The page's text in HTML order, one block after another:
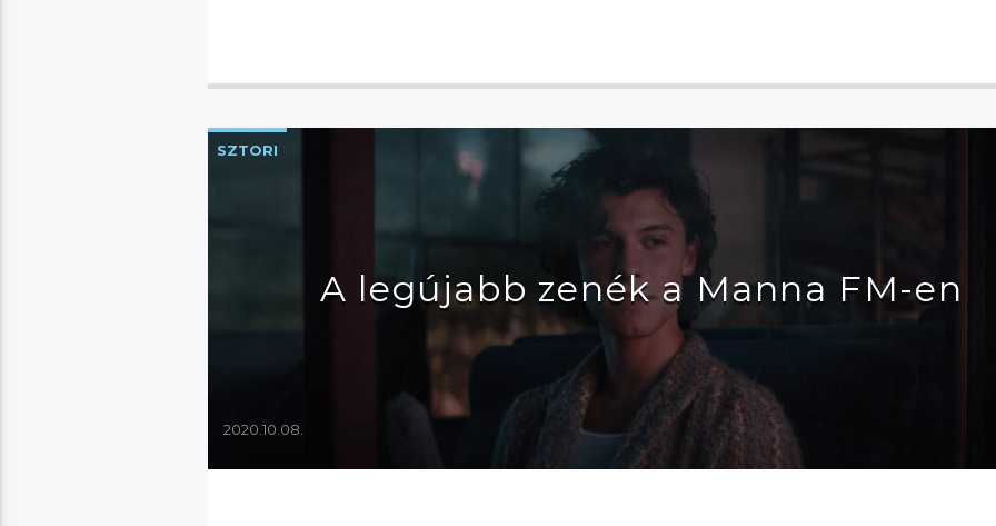
SZTORI
A legújabb zenék a Manna FM-en
2020.10.08.